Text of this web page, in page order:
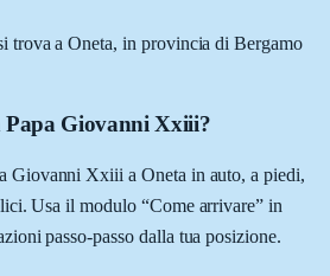
trova a Oneta, in provincia di Bergamo
Papa Giovanni Xxiii?
Giovanni Xxiii a Oneta in auto, a piedi,
Usa il modulo “Come arrivare” in
passo-passo dalla tua posizione.